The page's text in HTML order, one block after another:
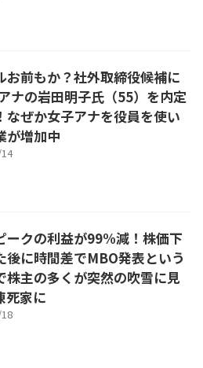
お前もか？社外取締役候補に
ナの岩田明子氏（55）を内定
なぜか女子アナを役員を使い
が増加中
ークの利益が99%減！株価下
後に時間差でMBO発表という
株主の多くが突然の吹雪に見
死家に